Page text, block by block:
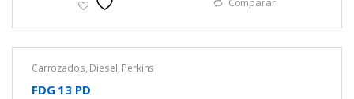
Carrozados, Diesel, Perkins
FDG 13 PD